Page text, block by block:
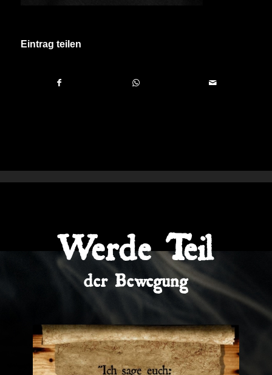
Eintrag teilen
Werde Teil
der Bewegung